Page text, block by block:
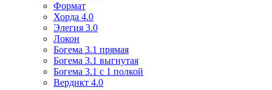
Формат
Хорда 4.0
Элегия 3.0
Локон
Богема 3.1 прямая
Богема 3.1 выгнутая
Богема 3.1 с 1 полкой
Вердикт 4.0